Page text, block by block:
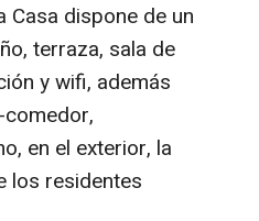
Casa dispone de un
terraza, sala de
y wifi, además
en el exterior, la
los residentes